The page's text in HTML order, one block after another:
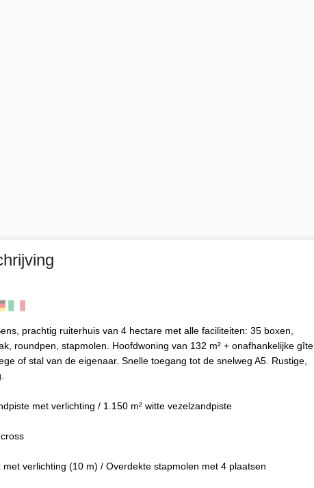
prachtig ruiterhuis van 4 hectare met alle faciliteiten: 35 boxen,
roundpen, stapmolen. Hoofdwoning van 132 m² + onafhankelijke gîte.
of stal van de eigenaar. Snelle toegang tot de snelweg A5. Rustige,
met verlichting / 1.150 m² witte vezelzandpiste
verlichting (10 m) / Overdekte stapmolen met 4 plaatsen